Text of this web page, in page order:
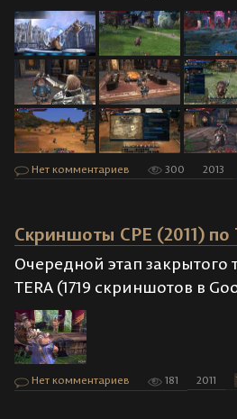
Нет комментариев 300 2013
Скриншоты CPE (2011) по
Очередной этап закрытого
TERA (1719 скриншотов в
Нет комментариев 181 2011